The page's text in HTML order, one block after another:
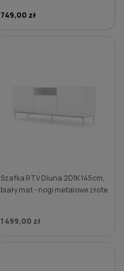
749,00 zł
Szafka RTV Diuna 2D1K 145cm,
biały mat - nogi metalowe złote
1 499,00 zł